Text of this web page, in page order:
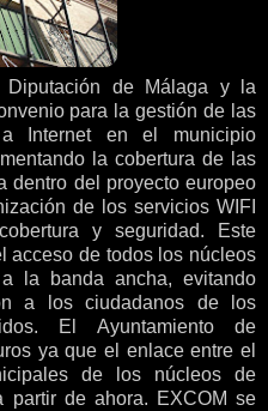
Diputación de Málaga y la
para la gestión de las
a Internet en el municipio
la cobertura de las
dentro del proyecto europeo
de los servicios WIFI
y seguridad. Este
acceso de todos los núcleos
la banda ancha, evitando
a los ciudadanos de los
El Ayuntamiento de
ya que el enlace entre el
de los núcleos de
partir de ahora. EXCOM se